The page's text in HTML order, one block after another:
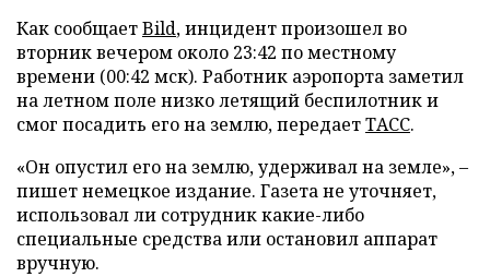
Как сообщаетBild, инцидент произошел во
вторник вечером около 23:42 по местному
времени (00:42 мск). Работник аэропорта заметил
на летном поле низко летящий беспилотник и
смог посадить его на землю, передаетТАСС.
«Он опустил его на землю, удерживал на земле», –
пишет немецкое издание. Газета не уточняет,
использовал ли сотрудник какие-либо
специальные средства или остановил аппарат
вручную.